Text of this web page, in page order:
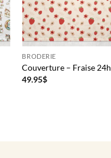
BRODERIE
Couverture – Fraise 24h
49.95$